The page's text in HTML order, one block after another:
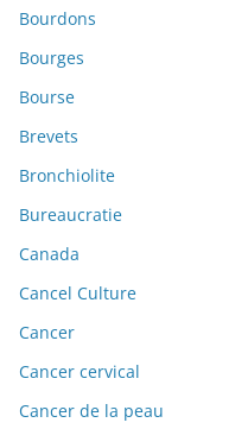
Bourdons
Bourges
Bourse
Brevets
Bronchiolite
Bureaucratie
Canada
Cancel Culture
Cancer
Cancer cervical
Cancer de la peau